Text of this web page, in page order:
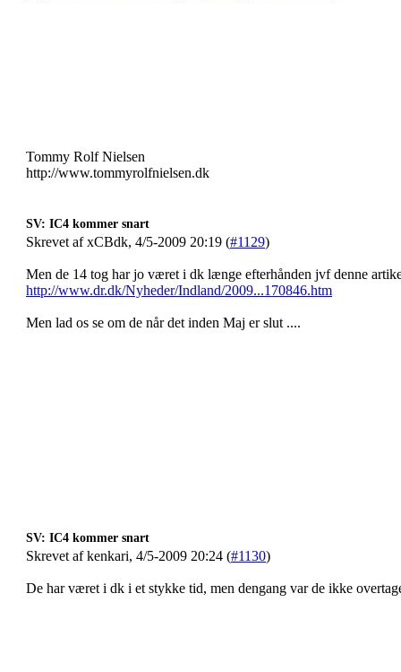
Tommy Rolf Nielsen
http://www.tommyrolfnielsen.dk
SV: IC4 kommer snart
Skrevet af xCBdk, 4/5-2009 20:19 (#1129)
Men de 14 tog har jo været i dk længe efterhånden jvf denne
http://www.dr.dk/Nyheder/Indland/2009...170846.htm
Men lad os se om de når det inden Maj er slut ....
SV: IC4 kommer snart
Skrevet af kenkari, 4/5-2009 20:24 (#1130)
De har været i dk i et stykke tid, men dengang var de ikke